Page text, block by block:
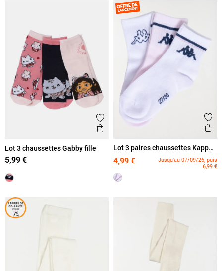
Ajouter aux favoris
Aperçu rapide
Lot 3 chaussettes Gabby fille
5,99 €
Lot 3 paires chaussettes Kappa
4,99 €
Jusqu'au 07/09/26, puis
6,99 €